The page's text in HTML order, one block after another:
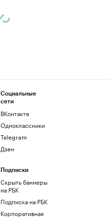
Социальные
сети
ВКонтакте
Одноклассники
Telegram
Дзен
Подписки
Скрыть баннеры
на РБК
Подписка на РБК
Корпоративная